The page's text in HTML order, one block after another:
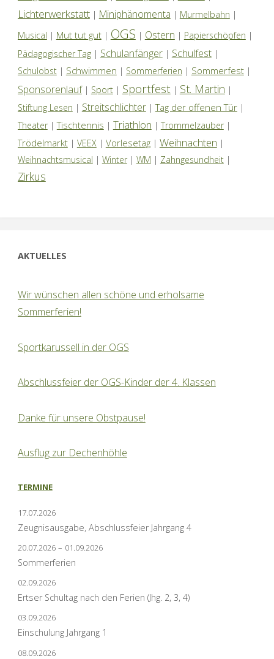
Lichterwerkstatt| Miniphänomenta | Murmelbahn |
Musical | Mut tut gut| OGS | Ostern | Papierschöpfen |
Pädagogischer Tag| Schulanfänger| Schulfest|
Schulobst| Schwimmen | Sommerferien | Sommerfest|
Sponsorenlauf| Sport| Sportfest | St. Martin |
Stiftung Lesen | Streitschlichter|Tag der offenen Tür|
Theater|Tischtennis | Triathlon | Trommelzauber|
Trödelmarkt| VEEX| Vorlesetag| Weihnachten |
Weihnachtsmusical | Winter| WM | Zahngesundheit|
Zirkus
AKTUELLES
Wir wünschen allen schöne und erholsame
Sommerferien!
Sportkarussell in der OGS
Abschlussfeier der OGS-Kinder der 4. Klassen
Danke für unsere Obstpause!
Ausflug zur Dechenhöhle
TERMINE
17.07.2026
Zeugnisausgabe, Abschlussfeier Jahrgang 4
20.07.2026 – 01.09.2026
Sommerferien
02.09.2026
Ertser Schultag nach den Ferien (Jhg. 2, 3, 4)
03.09.2026
Einschulung Jahrgang 1
08.09.2026